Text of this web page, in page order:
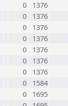
0
1376
0
1376
0
1376
0
1376
0
1376
0
1376
0
1376
0
1584
0
1695